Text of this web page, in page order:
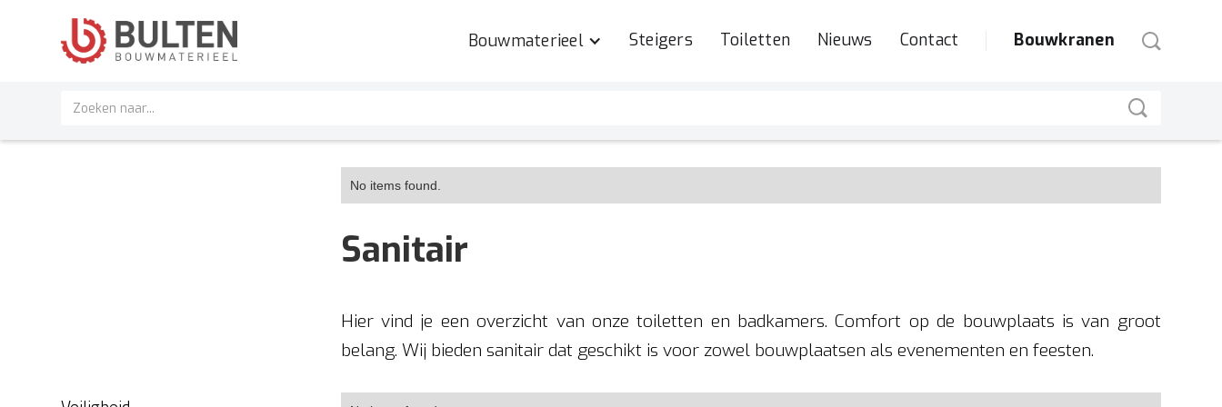
Bouwmaterieel Steigers Toiletten Nieuws Contact Bouwkranen
No items found.
Sanitair
Hier vind je een overzicht van onze toiletten en badkamers. Comfort op de bouwplaats is van groot
belang. Wij bieden sanitair dat geschikt is voor zowel bouwplaatsen als evenementen en feesten.